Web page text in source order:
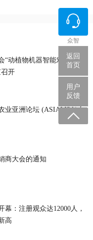
动植物机器智能对话与农
开
业亚洲论坛 (ASIAMSA)在
商大会的通知
幕：注册观众达12000人，
高
众智
返回
首页
用户
反馈